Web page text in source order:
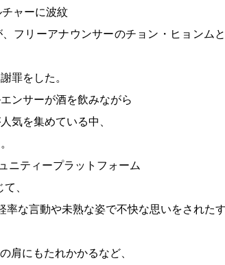
ャーに波紋
フリーアナウンサーのチョン・ヒョンム
罪をした。
ンサーが酒を飲みながら
気を集めている中、
ニティープラットフォーム
、
率な言動や未熟な姿で不快な思いをされた
肩にもたれかかるなど、